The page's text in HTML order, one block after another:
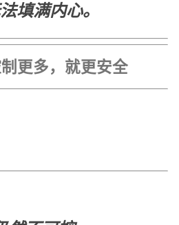
填满内心。
制更多，就更安全